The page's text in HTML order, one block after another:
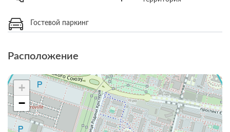
Гостевой паркинг
Расположение
+
−